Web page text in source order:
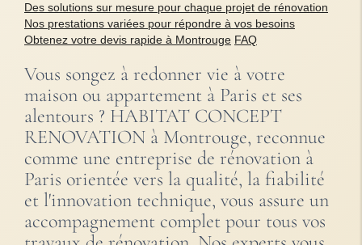
Des solutions sur mesure pour chaque projet de rénovation
Nos prestations variées pour répondre à vos besoins
Obtenez votre devis rapide à Montrouge FAQ
Vous songez à redonner vie à votre
maison ou appartement à Paris et ses
alentours ? HABITAT CONCEPT
RENOVATION à Montrouge, reconnue
comme une entreprise de rénovation à
Paris orientée vers la qualité, la fiabilité
et l'innovation technique, vous assure un
accompagnement complet pour tous vos